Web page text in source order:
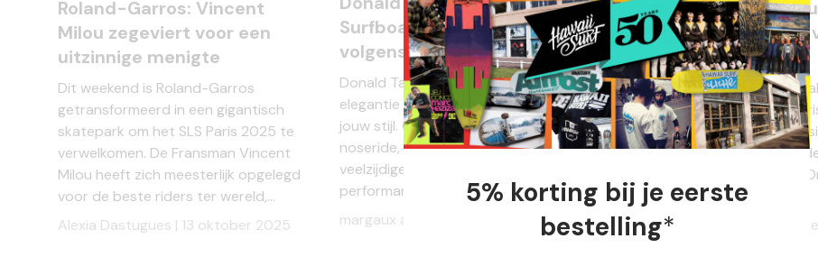
Roland-Garros: Vincent
Milou zegeviert voor een
uitzinnige menigte
Dit weekend is Roland-Garros
getransformeerd in een gigantisch
skatepark om het SLS Paris 2025 te
verwelkomen. De Fransman Vincent
Milou heeft zich meesterlijk opgelegd
voor de beste riders ter wereld,...
Alexia Dastugues | 13 oktober 2025
Surfboards: hoe te kiezen
volgens jouw surfstijl
Donald Takayama Surfboards, dat is
elegantie en prestatie in dienst van
jouw stijl. Of je nu fan bent van
noseride, op zoek bent naar een
veelzijdige longboard of een
performante...
margaux abidh le neve |
27 mei 2025
longboards voor de
Kies het ideale board
authentiek surfen
De longboards van Donald
zijn de referentie voor de
het surfen. Met hun retro
uitzonderlijke prestaties
boards een unieke ervaring.
onze selectie...
margaux abidh le neve |
27
5% korting bij je eerste
bestelling*